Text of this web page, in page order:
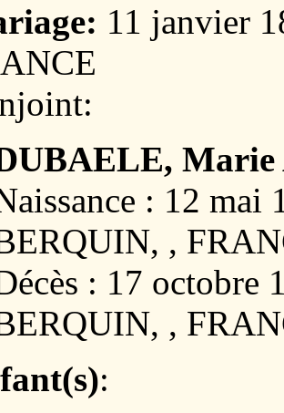
11 janvier
Marie
: 12 mai
,
: 17 octobre
,
: